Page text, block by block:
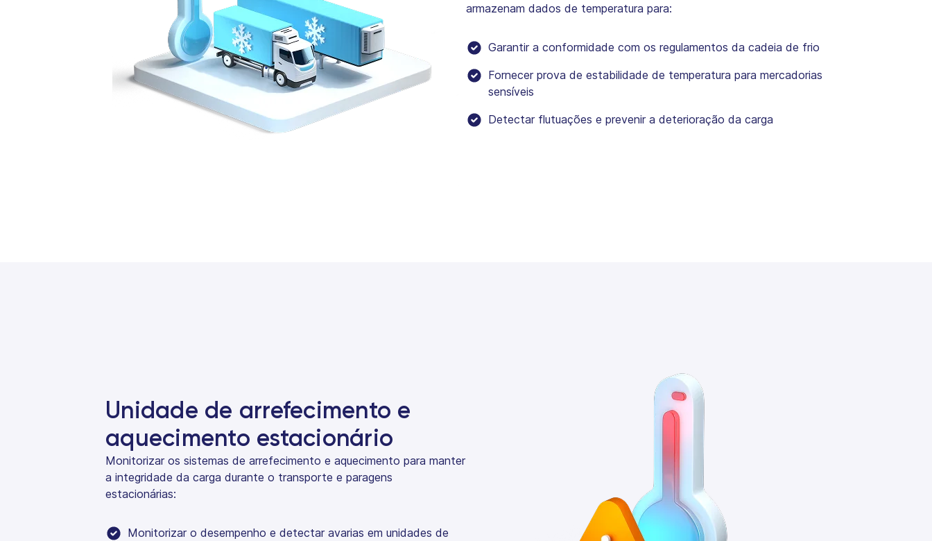
armazenam dados de temperatura para:
Garantir a conformidade com os regulamentos da cadeia de frio
Fornecer prova de estabilidade de temperatura para mercadorias
sensíveis
Detectar flutuações e prevenir a deterioração da carga
Unidade de arrefecimento e
aquecimento estacionário
Monitorizar os sistemas de arrefecimento e aquecimento para manter
a integridade da carga durante o transporte e paragens
estacionárias:
Monitorizar o desempenho e detectar avarias em unidades de